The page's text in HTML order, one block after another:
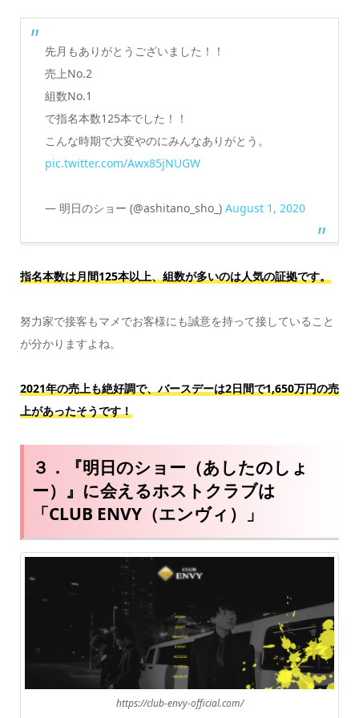
先月もありがとうございました！！
売上No.2
組数No.1
で指名本数125本でした！！
こんな時期で大変やのにみんなありがとう。
pic.twitter.com/Awx85jNUGW
— 明日のショー (@ashitano_sho_) August 1, 2020
指名本数は月間125本以上、組数が多いのは人気の証拠です。
努力家で接客もマメでお客様にも誠意を持って接していること
が分かりますよね。
2021年の売上も絶好調で、バースデーは2日間で1,650万円の売
上があったそうです！
３．『明日のショー（あしたのしょ
ー）』に会えるホストクラブは
「CLUB ENVY（エンヴィ）」
https://club-envy-official.com/